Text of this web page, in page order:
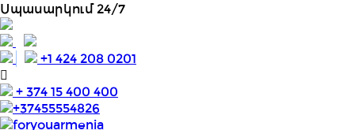
Սպասարկում 24/7
+1 424 208 0201
+ 374 15 400 400
+37455554826
foryouarmenia